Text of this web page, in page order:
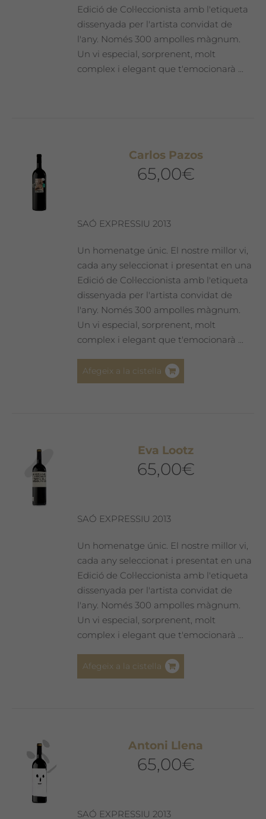
Edició de Col·leccionista amb l'etiqueta
dissenyada per l'artista convidat de
l'any. Només 300 ampolles màgnum.
Un vi especial, sorprenent, molt
complex i elegant que t'emocionarà ...
Carlos Pazos
65,00€
SAÓ EXPRESSIU 2013
Un homenatge únic. El nostre millor vi,
cada any seleccionat i presentat en una
Edició de Col·leccionista amb l'etiqueta
dissenyada per l'artista convidat de
l'any. Només 300 ampolles màgnum.
Un vi especial, sorprenent, molt
complex i elegant que t'emocionarà ...
Afegeix a la cistella
Eva Lootz
65,00€
SAÓ EXPRESSIU 2013
Un homenatge únic. El nostre millor vi,
cada any seleccionat i presentat en una
Edició de Col·leccionista amb l'etiqueta
dissenyada per l'artista convidat de
l'any. Només 300 ampolles màgnum.
Un vi especial, sorprenent, molt
complex i elegant que t'emocionarà ...
Afegeix a la cistella
Antoni Llena
65,00€
SAÓ EXPRESSIU 2013